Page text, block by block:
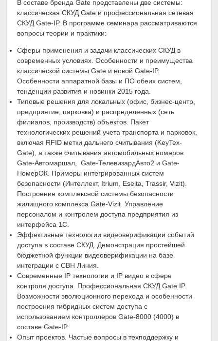
В составе бренда Gate представлены две системы:
классическая СКУД Gate и профессиональная сетевая
СКУД Gate-IP. В программе семинара рассматриваются
вопросы теории и практики:
Сферы применения и задачи классических СКУД в
современных условиях. Особенности и преимущества
классической системы Gate и новой Gate-IP.
Особенности аппаратной базы и ПО обеих систем,
тенденции развития и новинки 2015 года.
Типовые решения для локальных (офис, бизнес-центр,
предприятие, парковка) и распределенных (сеть
филиалов, производств) объектов. Пакет
технологических решений учета транспорта и парковок,
включая RFID метки дальнего считывания (KeyTex-
Gate), а также считывания автомобильных номеров
Gate-Автомаршал, Gate-ТелевизардАвто2 и Gate-
НомерОК. Примеры интегрированных систем
безопасности (Интеллект, Itrium, Eselta, Trassir, Vizit).
Построение комплексной системы безопасности
жилищного комплекса Gate-Vizit. Управление
персоналом и контролем доступа предприятия из
интерфейса 1С.
Эффективные технологии видеоверификации событий
доступа в составе СКУД. Демонстрация простейшей
бюджетной функции видеоверификации на базе
интеграции с СВН Линия.
Современные IP технологии и IP видео в сфере
контроля доступа. Профессиональная СКУД Gate IP.
Возможности эволюционного перехода и особенности
построения гибридных систем доступа с
использованием контроллеров Gate-8000 (4000) в
составе Gate-IP.
Опыт проектов. Частые вопросы в техподдержку и